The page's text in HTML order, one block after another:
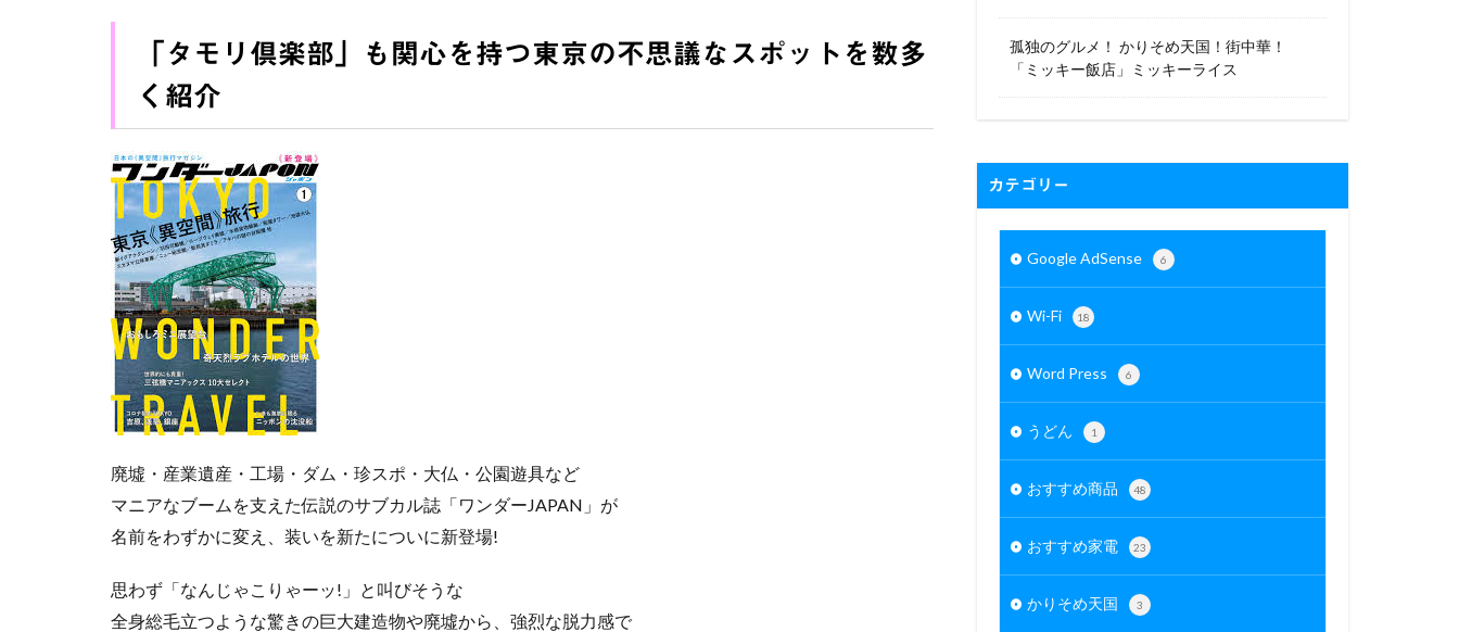
「タモリ倶楽部」も関心を持つ東京の不思議なスポットを数多
く紹介
廃墟・産業遺産・工場・ダム・珍スポ・大仏・公園遊具など
マニアなブームを支えた伝説のサブカル誌「ワンダーJAPAN」が
名前をわずかに変え、装いを新たについに新登場!
思わず「なんじゃこりゃーッ!」と叫びそうな
全身総毛立つような驚きの巨大建造物や廃墟から、強烈な脱力感で
孤独のグルメ！ かりそめ天国！街中華！
「ミッキー飯店」ミッキーライス
カテゴリー
Google AdSense 6
Wi-Fi 18
Word Press 6
うどん 1
おすすめ商品 48
おすすめ家電 23
かりそめ天国 3